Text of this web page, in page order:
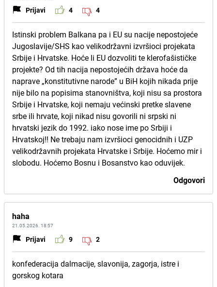
Prijavi 4 4
Istinski problem Balkana pa i EU su nacije nepostojeće
Jugoslavije/SHS kao velikodržavni izvršioci projekata
Srbije i Hrvatske. Hoće li EU dozvoliti te klerofašističke
projekte? Od tih nacija nepostojećih država hoće da
naprave „konstitutivne narode” u BiH kojih nikada prije
nije bilo na popisima stanovništva, koji nisu sa prostora
Srbije i Hrvatske, koji nemaju većinski pretke slavene
srbe ili hrvate, koji nikad nisu govorili ni srpski ni
hrvatski jezik do 1992. iako nose ime po Srbiji i
Hrvatskoj!! Ne trebaju nam izvršioci genocidnih i UZP
velikodržavnih projekata Hrvatske i Srbije. Hoćemo mir i
slobodu. Hoćemo Bosnu i Bosanstvo kao oduvijek.
Odgovori
haha
21.05.2026. 18:57
Prijavi 9 2
konfederacija dalmacije, slavonija, zagorja, istre i
gorskog kotara